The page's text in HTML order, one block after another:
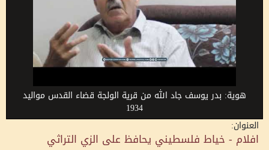
هوية: بدر يوسف جاد الله من قرية الولجة قضاء القدس مواليد
1934
العنوان:
افلام - خياط فلسطيني يحافظ على الزي التراثي